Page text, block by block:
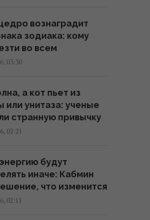
предоставить
системы Patriot
07 августа 2026
керамике
8000 лет: что их
августа 2026
на Москву:
оценили
работы
ПВО
вознаградит
зодиака: кому
во всем
03:30
а кот пьет из
или унитаза: ученые
странную привычку
02:21
будут
иначе: Кабмин
что изменится
02:11